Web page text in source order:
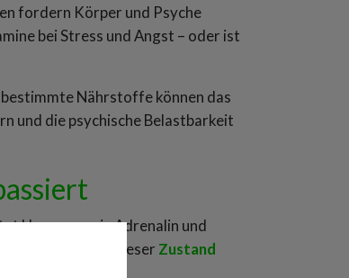
fordern Körper und Psyche
bei Stress und Angst – oder ist
Nährstoffe können das
und die psychische Belastbarkeit
Hormone wie Adrenalin und
wird es, wenn dieser Zustand